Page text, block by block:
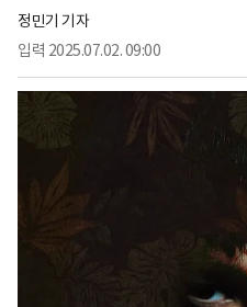
정민기 기자
입력 2025.07.02. 09:00